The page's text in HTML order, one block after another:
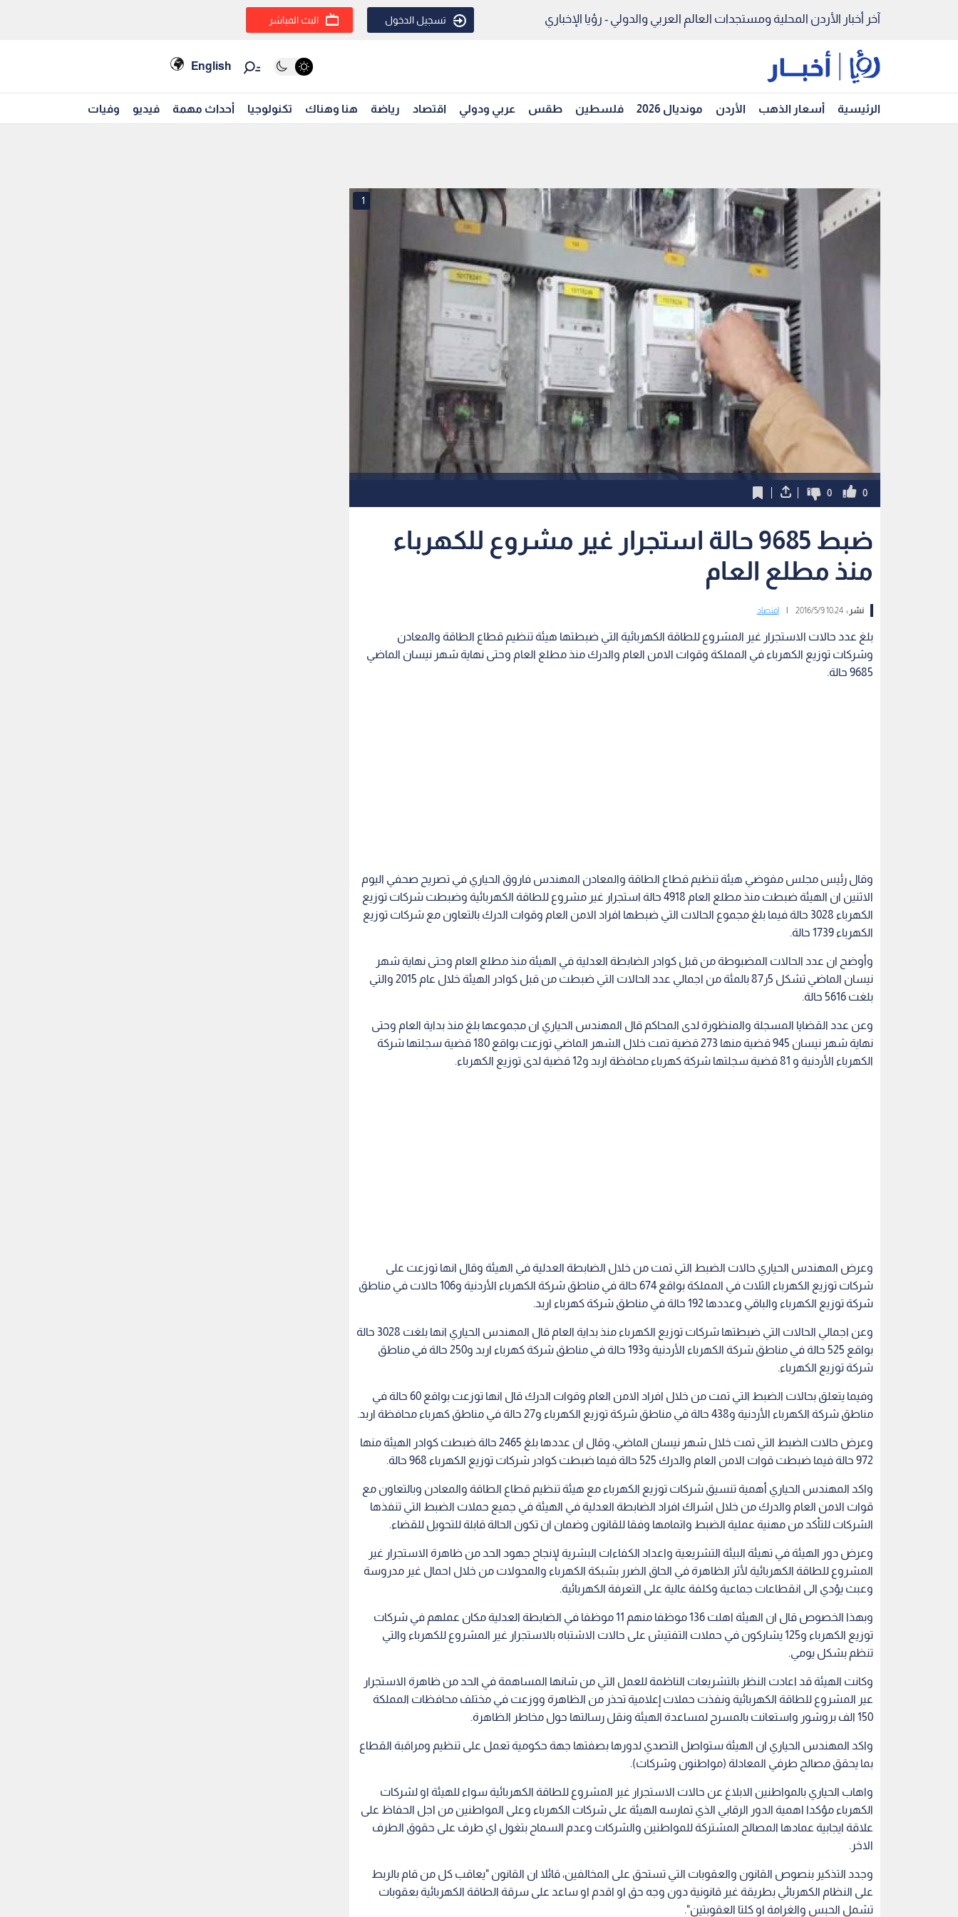
آخر أخبار الأردن المحلية ومستجدات العالم العربي والدولي - رؤيا الإخباري تسجيل الدخول البث المباشر
English
الرئيسية أسعار الذهب الأردن مونديال 2026 فلسطين طقس عربي ودولي اقتصاد رياضة هنا وهناك تكنولوجيا أحداث مهمة فيديو وفيات
1
0
0
ضبط 9685 حالة استجرار غير مشروع للكهرباء
منذ مطلع العام
نشر :10:24 2016/5/9 اقتصاد
بلغ عدد حالات الاستجرار غير المشروع للطاقة الكهربائية التي ضبطتها هيئة تنظيم قطاع الطاقة والمعادن
وشركات توزيع الكهرباء في المملكة وقوات الامن العام والدرك منذ مطلع العام وحتى نهاية شهر نيسان الماضي
9685 حالة.
وقال رئيس مجلس مفوضي هيئة تنظيم قطاع الطاقة والمعادن المهندس فاروق الحياري في تصريح صحفي اليوم
الاثنين ان الهيئة ضبطت منذ مطلع العام 4918 حالة استجرار غير مشروع للطاقة الكهربائية وضبطت شركات توزيع
الكهرباء 3028 حالة فيما بلغ مجموع الحالات التي ضبطها افراد الامن العام وقوات الدرك بالتعاون مع شركات توزيع
الكهرباء 1739 حالة.
وأوضح ان عدد الحالات المضبوطة من قبل كوادر الضابطة العدلية في الهيئة منذ مطلع العام وحتى نهاية شهر
نيسان الماضي تشكل 5ر87 بالمئة من اجمالي عدد الحالات التي ضبطت من قبل كوادر الهيئة خلال عام 2015 والتي
بلغت 5616 حالة.
وعن عدد القضايا المسجلة والمنظورة لدى المحاكم قال المهندس الحياري ان مجموعها بلغ منذ بداية العام وحتى
نهاية شهر نيسان 945 قضية منها 273 قضية تمت خلال الشهر الماضي توزعت بواقع 180 قضية سجلتها شركة
الكهرباء الأردنية و 81 قضية سجلتها شركة كهرباء محافظة اربد و12 قضية لدى توزيع الكهرباء.
وعرض المهندس الحياري حالات الضبط التي تمت من خلال الضابطة العدلية في الهيئة وقال انها توزعت على
شركات توزيع الكهرباء الثلاث في المملكة بواقع 674 حالة في مناطق شركة الكهرباء الأردنية و106 حالات في مناطق
شركة توزيع الكهرباء والباقي وعددها 192 حالة في مناطق شركة كهرباء اربد.
وعن اجمالي الحالات التي ضبطتها شركات توزيع الكهرباء منذ بداية العام قال المهندس الحياري انها بلغت 3028 حالة
بواقع 525 حالة في مناطق شركة الكهرباء الأردنية و193 حالة في مناطق شركة كهرباء اربد و250 حالة في مناطق
شركة توزيع الكهرباء.
وفيما يتعلق بحالات الضبط التي تمت من خلال افراد الامن العام وقوات الدرك قال انها توزعت بواقع 60 حالة في
مناطق شركة الكهرباء الأردنية و438 حالة في مناطق شركة توزيع الكهرباء و27 حالة في مناطق كهرباء محافظة اربد.
وعرض حالات الضبط التي تمت خلال شهر نيسان الماضي، وقال ان عددها بلغ 2465 حالة ضبطت كوادر الهيئة منها
972 حالة فيما ضبطت قوات الامن العام والدرك 525 حالة فيما ضبطت كوادر شركات توزيع الكهرباء 968 حالة.
واكد المهندس الحياري أهمية تنسيق شركات توزيع الكهرباء مع هيئة تنظيم قطاع الطاقة والمعادن وبالتعاون مع
قوات الامن العام والدرك من خلال اشراك افراد الضابطة العدلية في الهيئة في جميع حملات الضبط التي تنفذها
الشركات للتأكد من مهنية عملية الضبط واتمامها وفقا للقانون وضمان ان تكون الحالة قابلة للتحويل للقضاء.
وعرض دور الهيئة في تهيئة البيئة التشريعية واعداد الكفاءات البشرية لإنجاح جهود الحد من ظاهرة الاستجرار غير
المشروع للطاقة الكهربائية لأثر الظاهرة في الحاق الضرر بشبكة الكهرباء والمحولات من خلال احمال غير مدروسة
وعبث يؤدي الى انقطاعات جماعية وكلفة عالية على التعرفة الكهربائية.
وبهذا الخصوص قال ان الهيئة اهلت 136 موظفا منهم 11 موظفا في الضابطة العدلية مكان عملهم في شركات
توزيع الكهرباء و125 يشاركون في حملات التفتيش على حالات الاشتباه بالاستجرار غير المشروع للكهرباء والتي
تنظم بشكل يومي.
وكانت الهيئة قد اعادت النظر بالتشريعات الناظمة للعمل التي من شانها المساهمة في الحد من ظاهرة الاستجرار
عير المشروع للطاقة الكهربائية ونفذت حملات إعلامية تحذر من الظاهرة ووزعت في مختلف محافظات المملكة
150 الف بروشور واستعانت بالمسرح لمساعدة الهيئة ونقل رسالتها حول مخاطر الظاهرة.
واكد المهندس الحياري ان الهيئة ستواصل التصدي لدورها بصفتها جهة حكومية تعمل على تنظيم ومراقبة القطاع
بما يحقق مصالح طرفي المعادلة (مواطنون وشركات).
واهاب الحياري بالمواطنين الابلاغ عن حالات الاستجرار غير المشروع للطاقة الكهربائية سواء للهيئة او لشركات
الكهرباء مؤكدا اهمية الدور الرقابي الذي تمارسه الهيئة على شركات الكهرباء وعلى المواطنين من اجل الحفاظ على
علاقة ايجابية عمادها المصالح المشتركة للمواطنين والشركات وعدم السماح بتغول اي طرف على حقوق الطرف
الاخر.
وجدد التذكير بنصوص القانون والعقوبات التي تستحق على المخالفين، قائلا ان القانون "يعاقب كل من قام بالربط
على النظام الكهربائي بطريقة غير قانونية دون وجه حق او اقدم او ساعد على سرقة الطاقة الكهربائية بعقوبات
تشمل الحبس والغرامة او كلتا العقوبتين".